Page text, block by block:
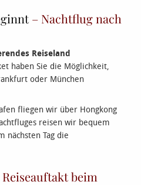
– Nachtflug nach
Reiseland
haben Sie die Möglichkeit,
oder München
fliegen wir über Hongkong
reisen wir bequem
nächsten Tag die
Reiseauftakt beim